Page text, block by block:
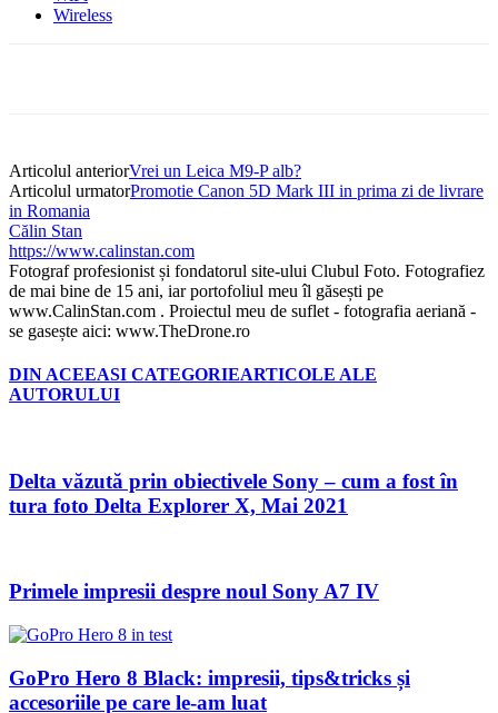
Wireless
Articolul anteriorVrei un Leica M9-P alb?
Articolul urmatorPromotie Canon 5D Mark III in prima zi de livrare
in Romania
Călin Stan
https://www.calinstan.com
Fotograf profesionist și fondatorul site-ului Clubul Foto. Fotografiez
de mai bine de 15 ani, iar portofoliul meu îl găsești pe
www.CalinStan.com . Proiectul meu de suflet - fotografia aeriană -
se gasește aici: www.TheDrone.ro
DIN ACEEASI CATEGORIEARTICOLE ALE
AUTORULUI
Delta văzută prin obiectivele Sony – cum a fost în
tura foto Delta Explorer X, Mai 2021
Primele impresii despre noul Sony A7 IV
GoPro Hero 8 Black: impresii, tips&tricks și
accesoriile pe care le-am luat